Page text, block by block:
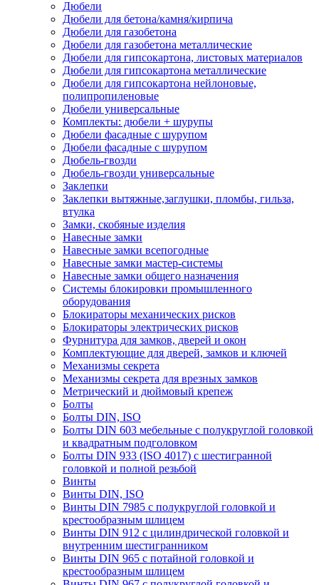
Дюбели
Дюбели для бетона/камня/кирпича
Дюбели для газобетона
Дюбели для газобетона металлические
Дюбели для гипсокартона, листовых материалов
Дюбели для гипсокартона металлические
Дюбели для гипсокартона нейлоновые,
полипропиленовые
Дюбели универсальные
Комплекты: дюбели + шурупы
Дюбели фасадные с шурупом
Дюбели фасадные с шурупом
Дюбель-гвозди
Дюбель-гвозди универсальные
Заклепки
Заклепки вытяжные,заглушки, пломбы, гильза,
втулка
Замки, скобяные изделия
Навесные замки
Навесные замки всепогодные
Навесные замки мастер-системы
Навесные замки общего назначения
Системы блокировки промышленного
оборудования
Блокираторы механических рисков
Блокираторы электрических рисков
Фурнитура для замков, дверей и окон
Комплектующие для дверей, замков и ключей
Механизмы секрета
Механизмы секрета для врезных замков
Метрический и дюймовый крепеж
Болты
Болты DIN, ISO
Болты DIN 603 мебельные с полукруглой головкой
и квадратным подголовком
Болты DIN 933 (ISO 4017) с шестигранной
головкой и полной резьбой
Винты
Винты DIN, ISO
Винты DIN 7985 с полукруглой головкой и
крестообразным шлицем
Винты DIN 912 с цилиндрической головкой и
внутренним шестигранником
Винты DIN 965 с потайной головкой и
крестообразным шлицем